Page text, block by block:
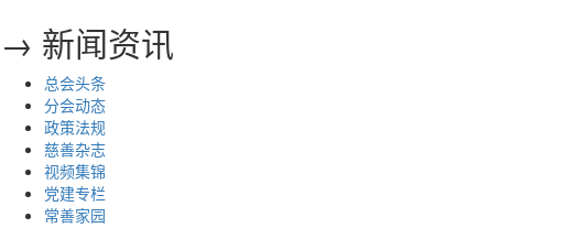
→ 新闻资讯
总会头条
分会动态
政策法规
慈善杂志
视频集锦
党建专栏
常善家园